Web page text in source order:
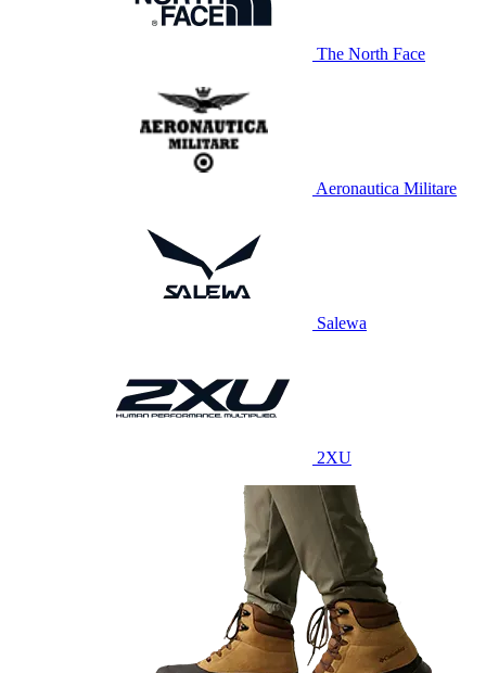
The North Face
Aeronautica Militare
Salewa
2XU